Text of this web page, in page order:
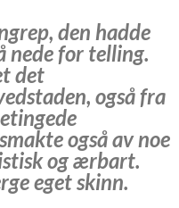
den hadde
nede for telling.
det
også fra
også av noe
og ærbart.
eget skinn.